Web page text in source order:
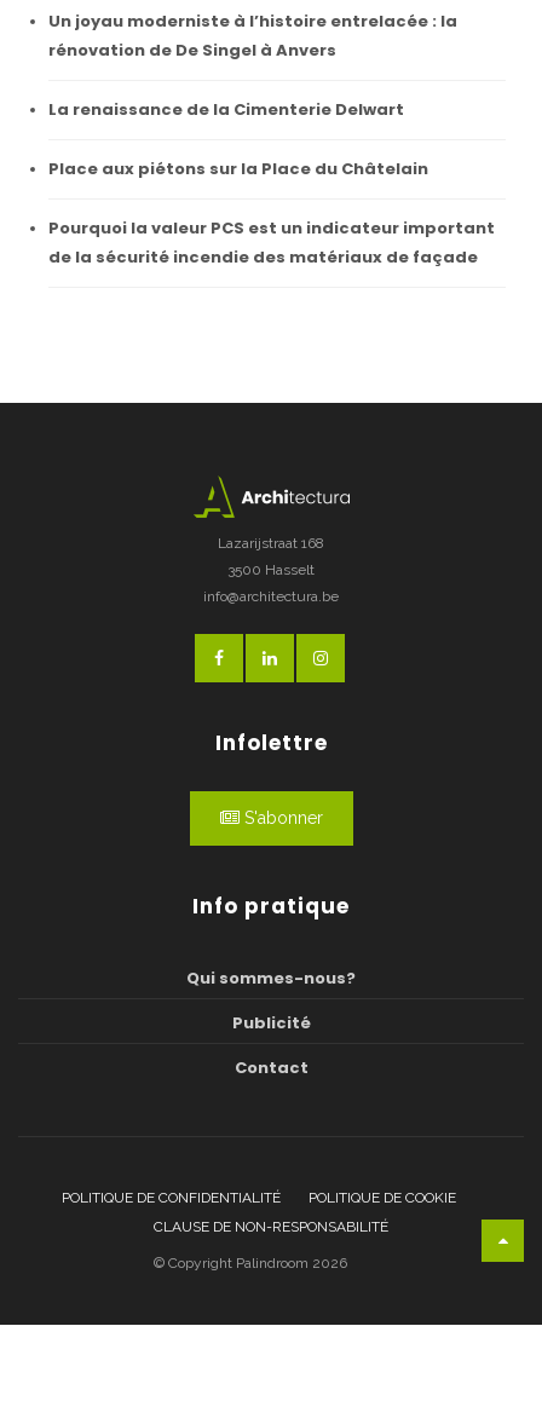
Un joyau moderniste à l’histoire entrelacée : la
rénovation de De Singel à Anvers
La renaissance de la Cimenterie Delwart
Place aux piétons sur la Place du Châtelain
Pourquoi la valeur PCS est un indicateur important
de la sécurité incendie des matériaux de façade
Lazarijstraat 168
3500 Hasselt
info@architectura.be
Infolettre
S'abonner
Info pratique
Qui sommes-nous?
Publicité
Contact
POLITIQUE DE CONFIDENTIALITÉ
POLITIQUE DE COOKIE
CLAUSE DE NON-RESPONSABILITÉ
© Copyright Palindroom 2026